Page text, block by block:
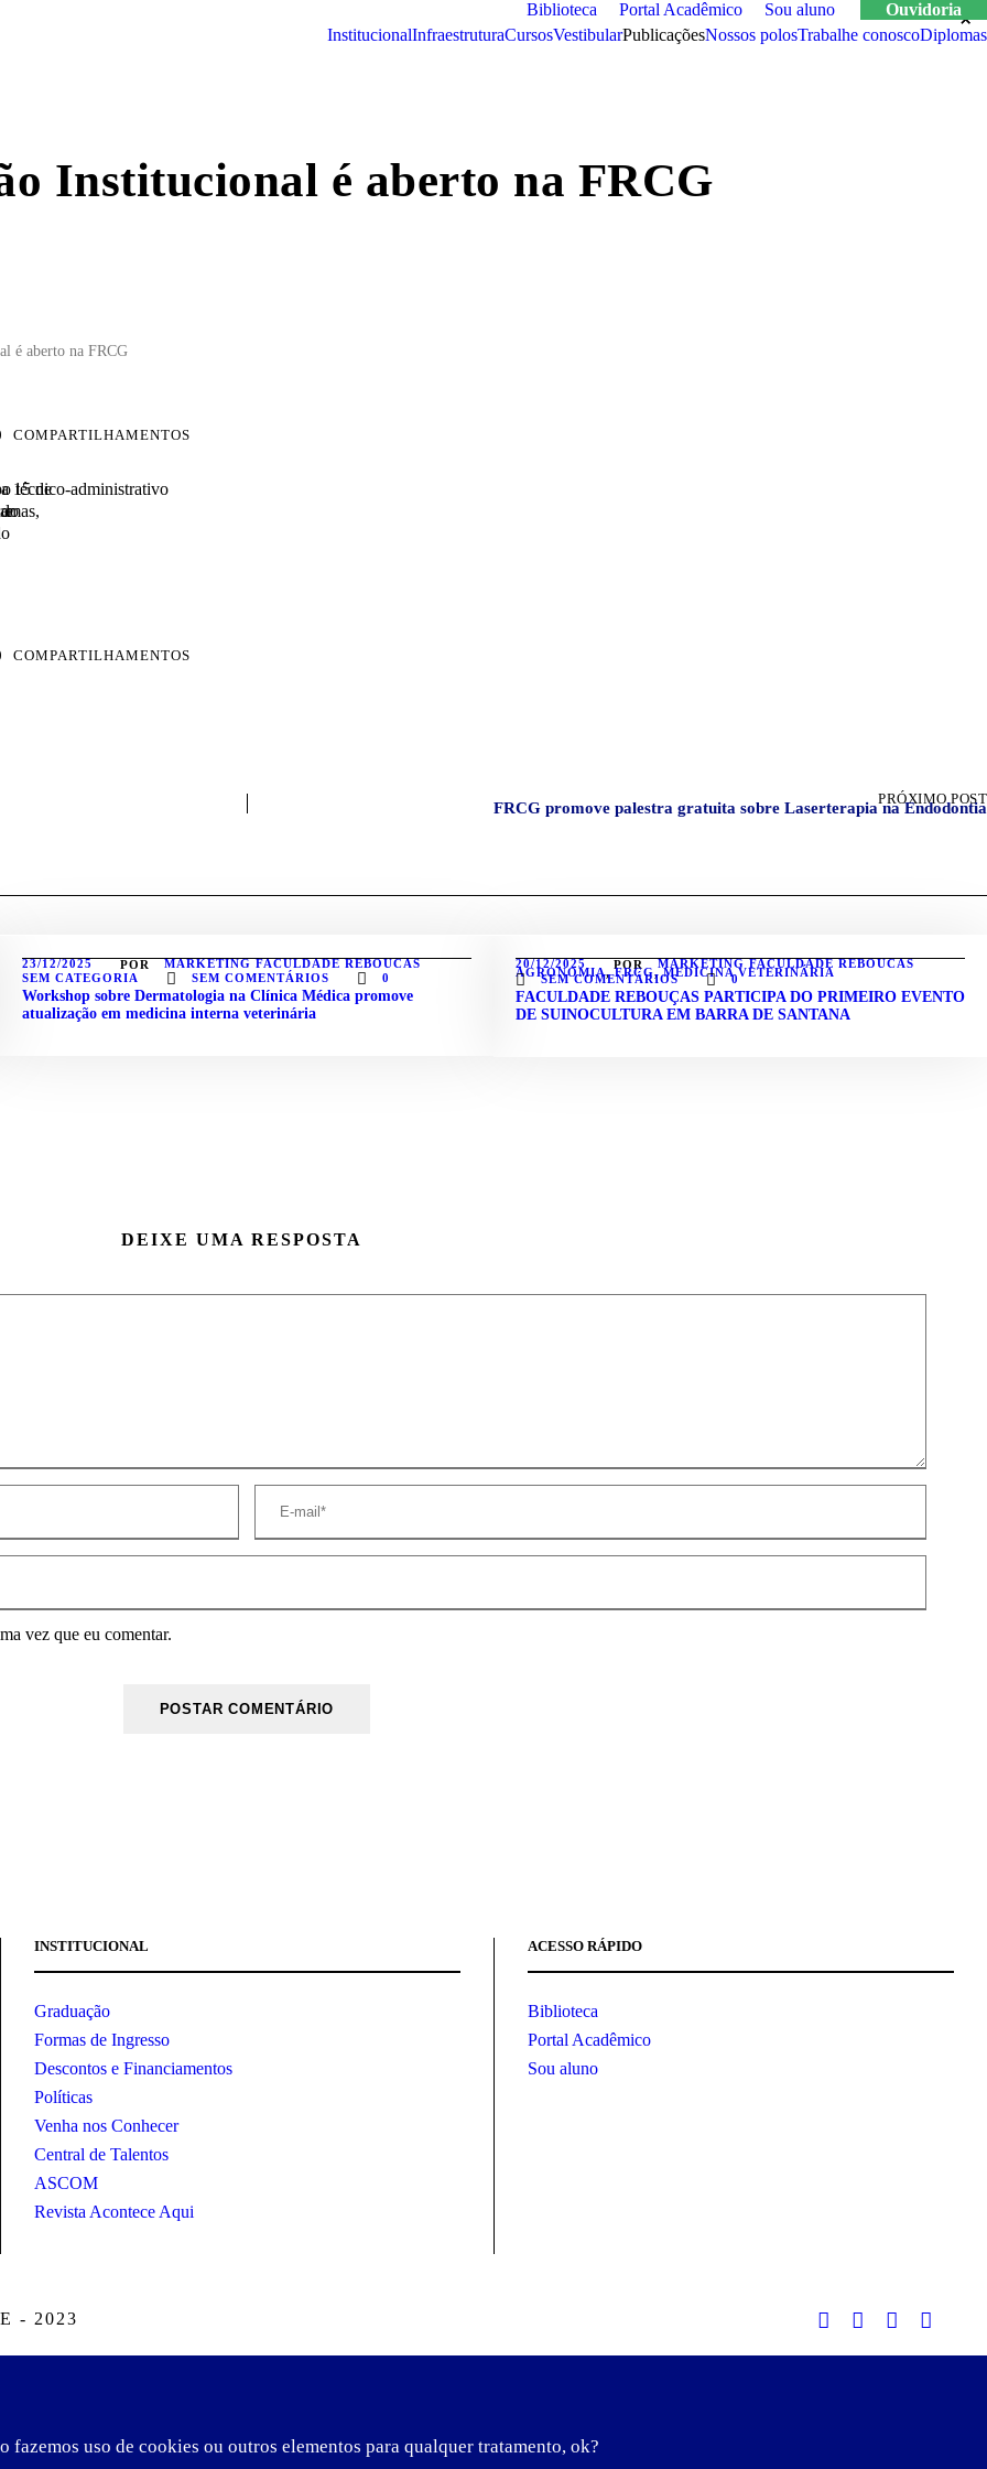
Biblioteca Portal Acadêmico Sou aluno
Ouvidoria
institucional infraestrutura cursos vestibular publicações nossos polos trabalhe conosco Diplomas
Institucional é aberto na FRCG
é aberto na FRCG
COMPARTILHAMENTOS
técnico-administrativo
15 de
e
COMPARTILHAMENTOS
PRÓXIMO POST
FRCG promove palestra gratuita sobre Laserterapia na Endodontia
23/12/2025 POR
MARKETING FACULDADE REBOUCAS
SEM CATEGORIA
SEM COMENTÁRIOS 0
Workshop sobre Dermatologia na Clínica Médica promove
atualização em medicina interna veterinária
20/12/2025 POR MARKETING FACULDADE REBOUCAS
AGRONOMIA, FRCG, MEDICINA VETERINÁRIA
SEM COMENTÁRIOS 0
FACULDADE REBOUÇAS PARTICIPA DO PRIMEIRO EVENTO
DE SUINOCULTURA EM BARRA DE SANTANA
DEIXE UMA RESPOSTA
vez que eu comentar.
INSTITUCIONAL
Graduação
Formas de Ingresso
Descontos e Financiamentos
Políticas
Venha nos Conhecer
Central de Talentos
ASCOM
Revista Acontece Aqui
ACESSO RÁPIDO
Biblioteca
Portal Acadêmico
Sou aluno
- 2023
fazemos uso de cookies ou outros elementos para qualquer tratamento, ok?
×
×